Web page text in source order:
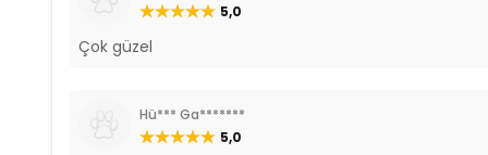
5,0
Çok güzel
Hü*** Ga*******
5,0